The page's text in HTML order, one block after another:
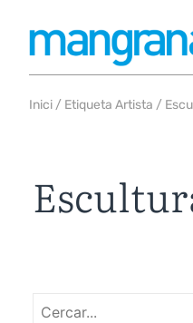
Inici / Etiqueta Artista /